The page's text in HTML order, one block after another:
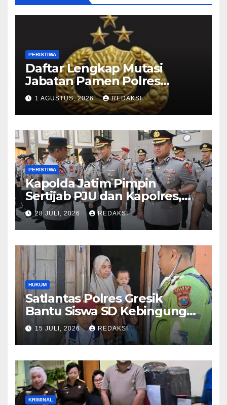
PERISTIWA
Daftar Lengkap Mutasi
Jabatan Pamen Polres
Jajaran Polda Jatim 2026
1 AGUSTUS, 2026 REDAKSI
PERISTIWA
Kapolda Jatim Pimpin
Sertijab PJU dan Kapolres,
Perkuat Regenerasi
Kepemimpinan dan
Pelayanan Presisi
28 JULI, 2026 REDAKSI
HUKUM
Satlantas Polres Gresik
Bantu Siswa SD Kebingungan
Saat Pulang Sekolah,
Langsung Diantar ke Rumah
Orang Tua Lega
15 JULI, 2026 REDAKSI
KRIMINAL